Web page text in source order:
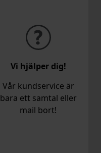
Vi hjälper dig!
Vår kundservice är
bara ett samtal eller
mail bort!